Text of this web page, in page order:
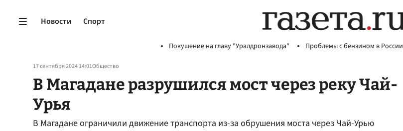
Новости Спорт
Покушение на главу "Уралдронзавода" Проблемы с бензином в России
17 сентября 2024 14:01Общество
В Магадане разрушился мост через реку Чай-
Урья
В Магадане ограничили движение транспорта из-за обрушения моста через Чай-Урью